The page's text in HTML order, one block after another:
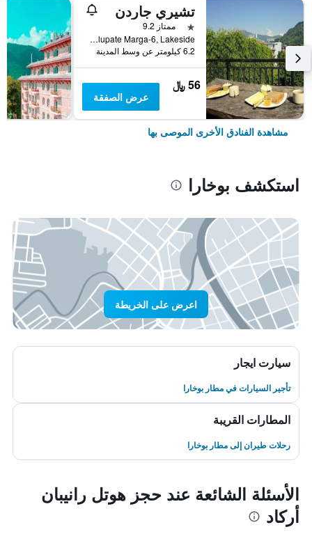
تشيري جاردن
نجمة واحدة
ممتاز 9.2
Lalupate Marga-6, Lakeside, بوخارا, نيبال
6.2 كيلومتر عن وسط المدينة
56 ﷼
عرض الصفقة
مشاهدة الفنادق الأخرى الموصى بها
استكشف بوخارا
اعرض على الخريطة
سيارت ايجار
تأجير السيارات في مطار بوخارا
المطارات القريبة
رحلات طيران إلى مطار بوخارا
الأسئلة الشائعة عند حجز هوتل رانيبان
أركاد